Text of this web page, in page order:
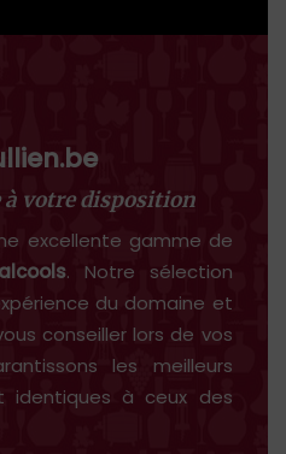
à votre disposition
excellente gamme de
. Notre sélection
du domaine et
conseiller lors de vos
les meilleurs
identiques à ceux des